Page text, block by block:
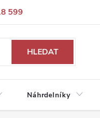
599
HLEDAT
Náhrdelníky